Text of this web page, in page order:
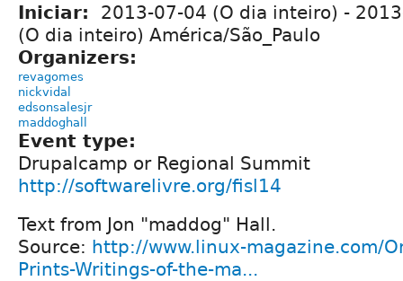
Iniciar: 2013-07-04 (O dia inteiro) -
(O dia inteiro) América/São_Paulo
Organizers:
revagomes
nickvidal
edsonsalesjr
maddoghall
Event type:
Drupalcamp or Regional Summit
http://softwarelivre.org/fisl14
Text from Jon "maddog" Hall.
Source: http://www.linux-magazine.com/
Prints-Writings-of-the-ma...